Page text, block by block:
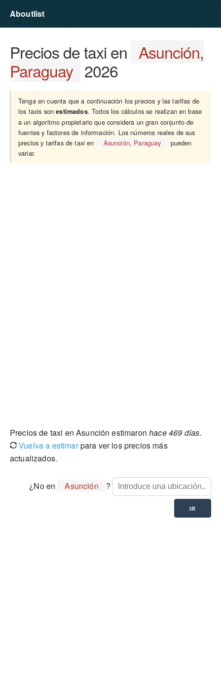
Aboutlist
Precios de taxi en Asunción,
Paraguay 2026
Tenga en cuenta que a continuación los precios y las tarifas de
los taxis sonestimados. Todos los cálculos se realizan en base
a un algoritmo propietario que considera un gran conjunto de
fuentes y factores de información. Los números reales de sus
precios y tarifas de taxi en
Asunción, Paraguay
pueden
variar.
Precios de taxi en Asunción estimaronhace 469 días.
Vuelva a estimarpara ver los precios más
actualizados.
¿No en Asunción ?